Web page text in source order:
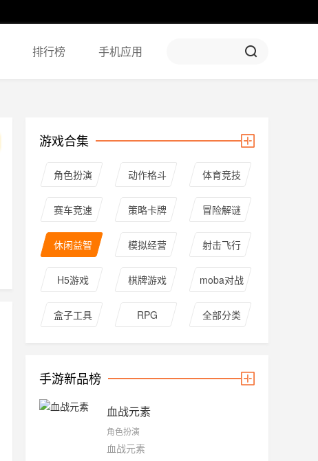
排行榜 手机应用
游戏合集
角色扮演 动作格斗 体育竞技
赛车竞速 策略卡牌 冒险解谜
休闲益智 模拟经营 射击飞行
H5游戏 棋牌游戏 moba对战
盒子工具 RPG 全部分类
手游新品榜
血战元素
角色扮演
血战元素